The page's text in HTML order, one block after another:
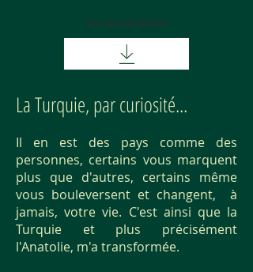
Voir plus de photos
La Turquie, par curiosité...
Il en est des pays comme des
personnes, certains vous marquent
plus que d'autres, certains même
vous bouleversent et changent, à
jamais, votre vie. C'est ainsi que la
Turquie et plus précisément
l'Anatolie, m'a transformée.